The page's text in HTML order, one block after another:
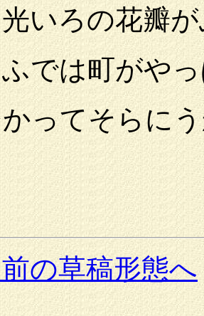
の花瓣が
町がやっ
そらにう
の草稿形態へ